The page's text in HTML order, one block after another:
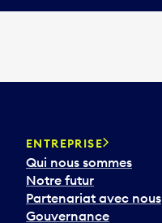
ENTREPRISE
Qui nous sommes
Notre futur
Partenariat avec nous
Gouvernance